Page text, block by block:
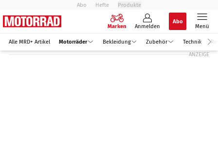
Abo Hefte Produkte
Marken Anmelden
Abo
Menü
Alle MRD+ Artikel Motorräder Bekleidung Zubehör Technik
ANZEIGE